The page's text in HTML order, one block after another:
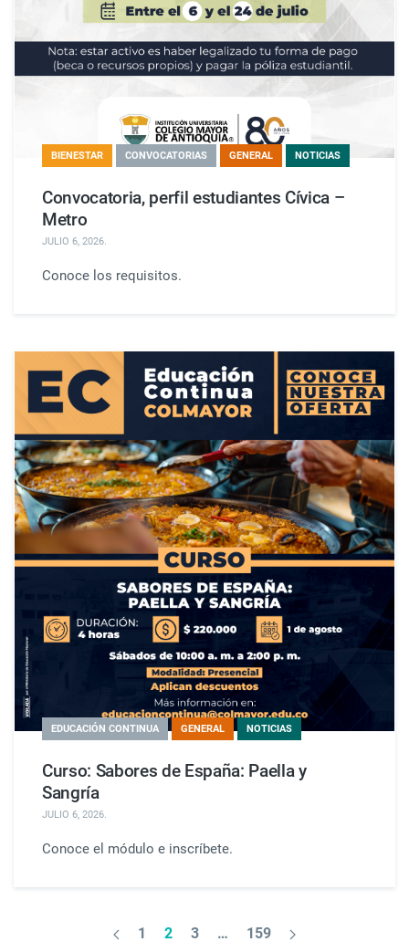
BIENESTAR CONVOCATORIAS GENERAL NOTICIAS
Convocatoria, perfil estudiantes Cívica –
Metro
JULIO 6, 2026.
Conoce los requisitos.
EDUCACIÓN CONTINUA GENERAL NOTICIAS
Curso: Sabores de España: Paella y
Sangría
JULIO 6, 2026.
Conoce el módulo e inscríbete.
1 2 3 … 159